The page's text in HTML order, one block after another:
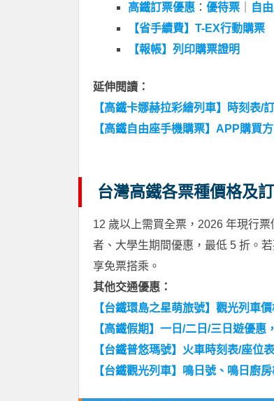
高鐵訂票優惠 ： 優待票 自
【省手續費】T-EX行動購票
【報帳】列印購票證明
延伸閱讀：
【高鐵卡娜赫拉彩繪列車】時刻表/
【高鐵自由座手機購票】APP購買
台灣高鐵各票種價格及
12 歲以上需買全票，2026 年現行
者、大學生期間優惠，最低 5 折。
享免票搭乘。
其他交通優惠：
【台鐵環島之星萌旅號】觀光列車
【高鐵假期】一日/二日/三日遊優
【台鐵普悠瑪號】火車時刻表/座位
【台鐵觀光列車】鳴日號、鳴日廚